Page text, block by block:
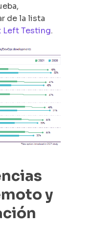
de la lista
Left Testing.
y